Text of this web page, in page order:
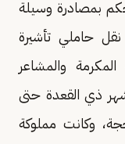
بمصادرة وسيلة
نقل حاملي تأشيرة
المكرمة والمشاعر
ذي القعدة حتى
ذي الحجة، وكانت مملوكة